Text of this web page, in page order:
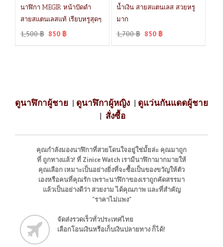
นาฬิกา MEGIR หน้าปัดดำ
สายสแตนเลสแท้ เรียบหรูสุดๆ
1,500฿ 850 ฿
น้ำเงิน สายสแตนเลส สวยหรู
มาก
1,700฿ 850 ฿
ดูนาฬิกาผู้ชาย | ดูนาฬิกาผู้หญิง | ดูแว่นกันแดดผู้ชาย
| สั่งซื้อ
คุณกำลังมองนาฬิกาที่สวยโดนใจอยู่ใช่มั้ยล่ะ คุณมาถูก
ที่ ถูกทางแล้ว! ที่ Zinice Watch เรามีนาฬิกามากมายให้
คุณเลือก เหมาะเป็นอย่างยิ่งที่จะซื้อเป็นของขวัญให้ตัว
เองหรือคนที่คุณรัก เพราะนาฬิกาของเราถูกคัดสรรมา
แล้วเป็นอย่างดีว่า สวยงาม ได้คุณภาพ และที่สำคัญ
"ราคาไม่แพง"
จัดส่งรวดเร็วทั่วประเทศไทย
เลือกโอนเงินหรือเก็บเงินปลายทาง ก็ได้!